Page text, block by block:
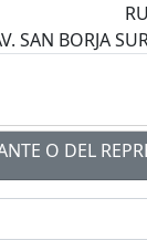
SAN BORJA
O DEL